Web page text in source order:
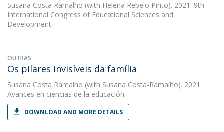
Susana Costa Ramalho (with Helena Rebelo Pinto). 2021. 9th
International Congress of Educational Sciences and
Development
OUTRAS
Os pilares invisíveis da família
Susana Costa Ramalho (with Susana Costa-Ramalho). 2021.
Avances en ciencias de la educación
DOWNLOAD AND MORE DETAILS